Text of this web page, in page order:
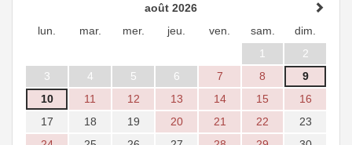
août 2026
lun.
mar. mer. jeu. ven. sam.
dim.
1
2
3
4 5 6 7 8
9
10
11 12 13 14 15
16
17
18 19 20 21 22
23